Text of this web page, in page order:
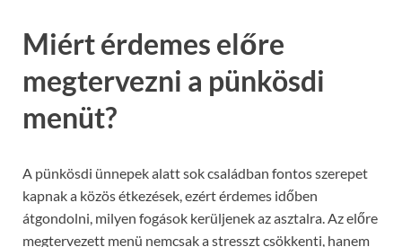
Miért érdemes előre
megtervezni a pünkösdi
menüt?
A pünkösdi ünnepek alatt sok családban fontos szerepet
kapnak a közös étkezések, ezért érdemes időben
átgondolni, milyen fogások kerüljenek az asztalra. Az előre
megtervezett menü nemcsak a stresszt csökkenti, hanem